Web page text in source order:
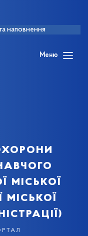
наповнення
Меню
міської
міської